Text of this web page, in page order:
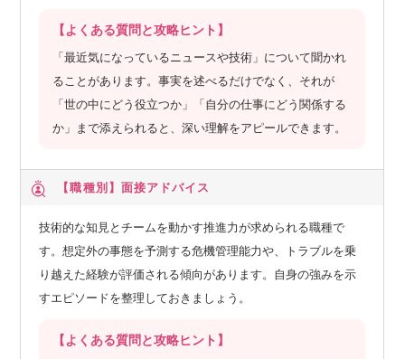
【よくある質問と攻略ヒント】
「最近気になっているニュースや技術」について聞かれ
ることがあります。事実を述べるだけでなく、それが
「世の中にどう役立つか」「自分の仕事にどう関係する
か」まで添えられると、深い理解をアピールできます。
【職種別】 面接アドバイス
技術的な知見とチームを動かす推進力が求められる職種で
す。想定外の事態を予測する危機管理能力や、トラブルを乗
り越えた経験が評価される傾向があります。自身の強みを示
すエピソードを整理しておきましょう。
【よくある質問と攻略ヒント】